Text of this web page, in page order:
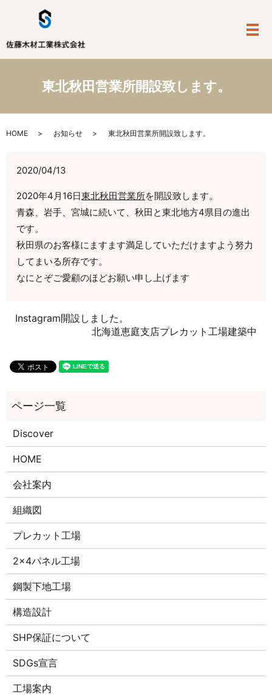
メ
東北秋田営業所開設致します。
HOME お知らせ 東北秋田営業所開設致します。
2020/04/13
2020年4月16日東北秋田営業所を開設致します。
青森、岩手、宮城に続いて、秋田と東北地方4県目の進出
です。
秋田県のお客様にますます満足していただけますよう努力
してまいる所存です。
なにとぞご愛顧のほどお願い申し上げます
Instagram開設しました。
北海道恵庭支店プレカット工場建築中
Discover
HOME
会社案内
組織図
プレカット工場
2×4パネル工場
鋼製下地工場
構造設計
SHP保証について
SDGs宣言
工場案内